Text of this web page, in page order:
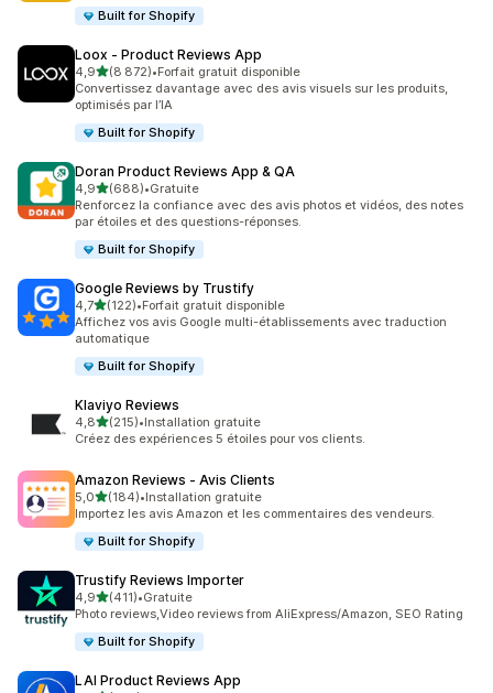
Built for Shopify
Loox ‑ Product Reviews App
4,9étoile(s) sur 5
(8 872)
8872 avis au total
•Forfait gratuit disponible
Convertissez davantage avec des avis visuels sur les produits,
optimisés par l’IA
Built for Shopify
Doran Product Reviews App & QA
4,9étoile(s) sur 5
(688)
688 avis au total
•Gratuite
Renforcez la confiance avec des avis photos et vidéos, des notes
par étoiles et des questions-réponses.
Built for Shopify
Google Reviews by Trustify
4,7étoile(s) sur 5
(122)
122 avis au total
•Forfait gratuit disponible
Affichez vos avis Google multi-établissements avec traduction
automatique
Built for Shopify
Klaviyo Reviews
4,8étoile(s) sur 5
(215)
215 avis au total
•Installation gratuite
Créez des expériences 5 étoiles pour vos clients.
Amazon Reviews ‑ Avis Clients
5,0étoile(s) sur 5
(184)
184 avis au total
•Installation gratuite
Importez les avis Amazon et les commentaires des vendeurs.
Built for Shopify
Trustify Reviews Importer
4,9étoile(s) sur 5
(411)
411 avis au total
•Gratuite
Photo reviews,Video reviews from AliExpress/Amazon, SEO Rating
Built for Shopify
LAI Product Reviews App